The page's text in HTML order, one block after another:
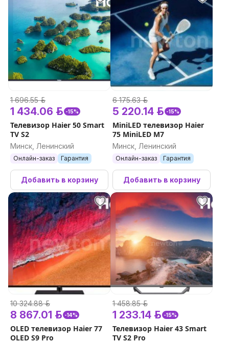
1 696.55 р.
1 434.06 р. -15%
Телевизор Haier 50 Smart
TV S2
Минск, Ленинский
Онлайн-заказ Гарантия
Добавить в корзину
6 175.63 р.
5 220.14 р. -15%
MiniLED телевизор Haier
75 MiniLED M7
Минск, Ленинский
Онлайн-заказ Гарантия
Добавить в корзину
10 324.88 р.
8 867.01 р. -14%
OLED телевизор Haier 77
OLED S9 Pro
1 458.85 р.
1 233.14 р. -15%
Телевизор Haier 43 Smart
TV S2 Pro